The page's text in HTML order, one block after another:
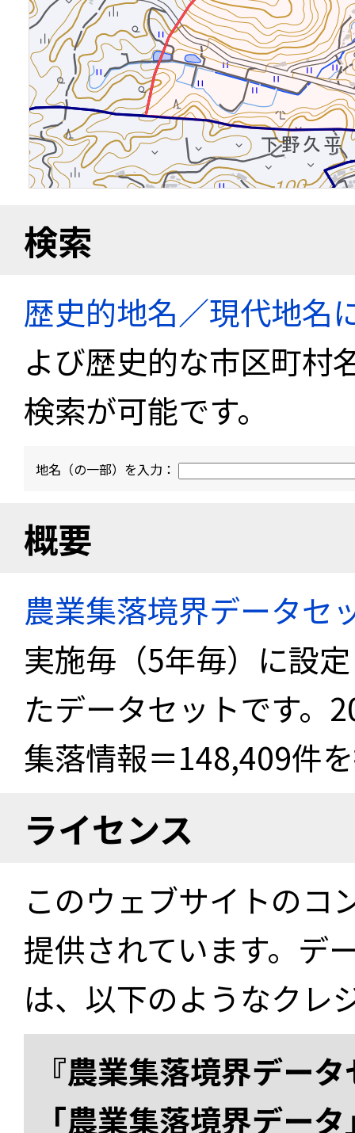
検索
歴史的地名／現代地名
よび歴史的な市区町村
検索が可能です。
地名（の一部）を入力：
概要
農業集落境界データセ
実施毎（5年毎）に設
たデータセットです。
集落情報＝148,409件
ライセンス
このウェブサイトのコ
提供されています。デ
は、以下のようなクレ
『農業集落境界デー
「農業集落境界デー